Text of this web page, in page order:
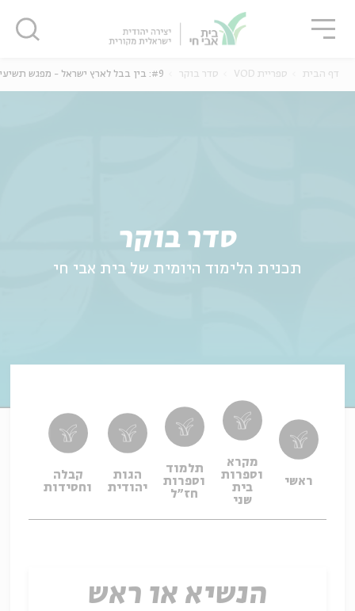
סדר בוקר
תכנית הלימוד היומית של בית אבי חי
דף הבית ספריית VOD סדר בוקר #9: בין בבל לארץ ישראל - מפגש תשיעי
ראשי
מקרא
וספרות
בית
שני
תלמוד
וספרות
חז"ל
הגות
יהודית
קבלה
וחסידות
הנשיא או ראש
סגור